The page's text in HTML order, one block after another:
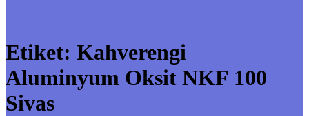
Etiket: Kahverengi
Aluminyum Oksit NKF 100
Sivas